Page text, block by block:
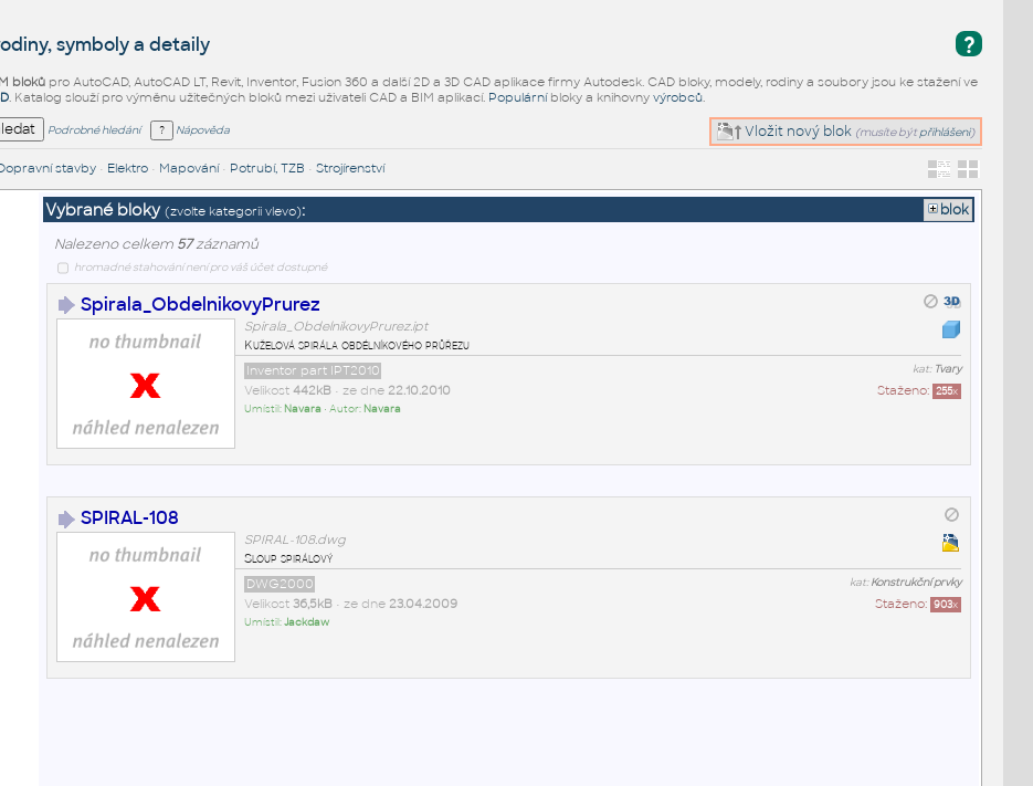
?
symboly a detaily
blokůpro AutoCAD, AutoCAD LT, Revit, Inventor, Fusion 360 a další 2D a 3D CAD aplikace firmy Autodesk. CAD bloky, modely, rodiny a soubory jsou ke stažení ve
. Katalog slouží pro výměnu užitečných bloků mezi uživateli CAD a BIM aplikací. Populárníbloky a knihovny výrobců.
Vložit nový blok (musíte být přihlášeni)
Podrobné hledání Nápověda
stavby• Elektro• Mapování• Potrubí, TZB • Strojírenství
Vybrané bloky (zvolte kategorii vlevo):
blok
Nalezeno celkem 57záznamů
hromadné stahování není pro váš účet dostupné
Spirala_ObdelnikovyPrurez
Spirala_ObdelnikovyPrurez.ipt
Kuželová spirála obdélníkového průřezu
kat: Tvary
Inventor part IPT2010
Staženo: 255x
Velikost 442kB• ze dne 22.10.2010
Umístil: Navara • Autor: Navara
SPIRAL-108
SPIRAL-108.dwg
Sloup spirálový
kat:Konstrukční prvky
DWG2000
Staženo: 903x
Velikost 36,5kB• ze dne 23.04.2009
Umístil:Jackdaw